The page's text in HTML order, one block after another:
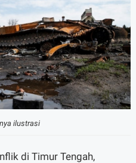
ilustrasi
di Timur Tengah,